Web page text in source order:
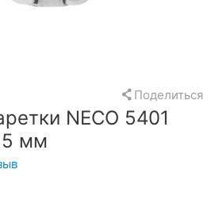
Поделиться
NECO 5401
мм